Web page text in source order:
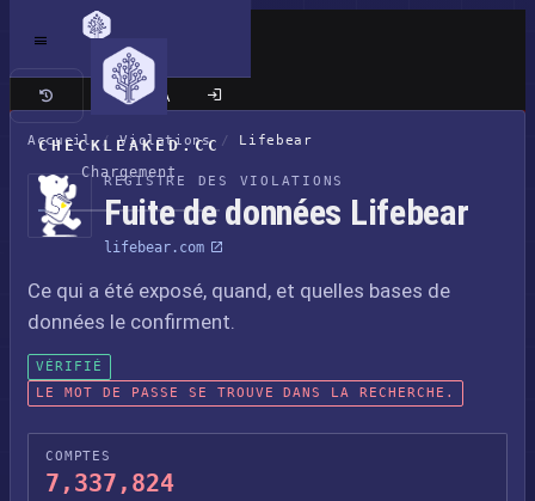
CHECKLEAKED.CC
Chargement
Site classique
Accueil / Violations / Lifebear
REGISTRE DES VIOLATIONS
Fuite de données Lifebear
lifebear.com
Ce qui a été exposé, quand, et quelles bases de
données le confirment.
VÉRIFIÉ
LE MOT DE PASSE SE TROUVE DANS LA RECHERCHE.
COMPTES
7,337,824